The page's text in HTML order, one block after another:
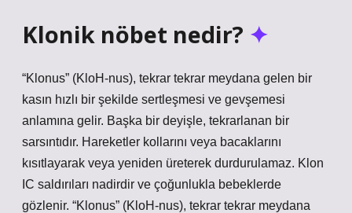
Klonik nöbet nedir?
“Klonus” (KloH-nus), tekrar tekrar meydana gelen bir
kasın hızlı bir şekilde sertleşmesi ve gevşemesi
anlamına gelir. Başka bir deyişle, tekrarlanan bir
sarsıntıdır. Hareketler kollarını veya bacaklarını
kısıtlayarak veya yeniden üreterek durdurulamaz. Klon
IC saldırıları nadirdir ve çoğunlukla bebeklerde
gözlenir. “Klonus” (KloH-nus), tekrar tekrar meydana